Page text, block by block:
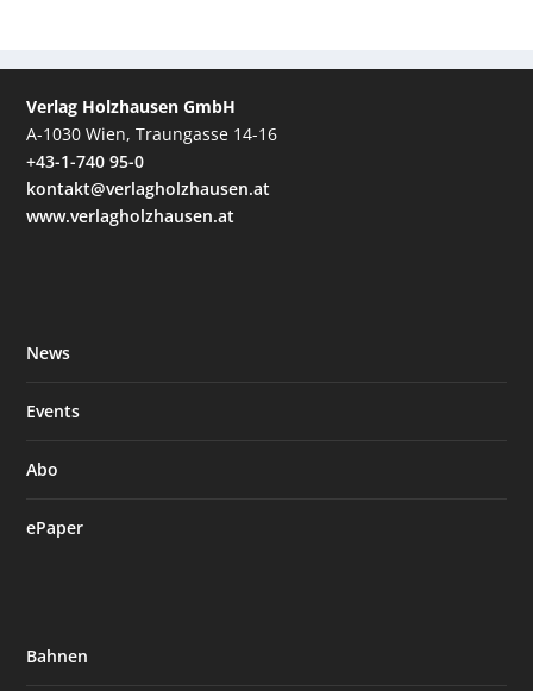
Verlag Holzhausen GmbH
A-1030 Wien, Traungasse 14-16
+43-1-740 95-0
kontakt@verlagholzhausen.at
www.verlagholzhausen.at
News
Events
Abo
ePaper
Bahnen